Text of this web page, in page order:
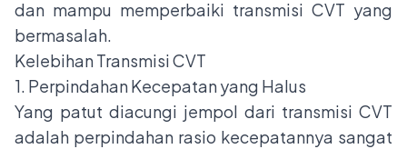
dan mampu memperbaiki transmisi CVT yang
bermasalah.
Kelebihan Transmisi CVT
1. Perpindahan Kecepatan yang Halus
Yang patut diacungi jempol dari transmisi CVT
adalah perpindahan rasio kecepatannya sangat